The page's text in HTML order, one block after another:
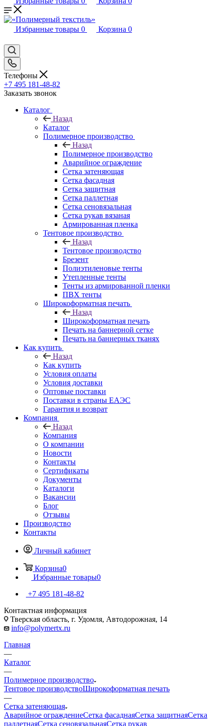
Избранные товары 0 Корзина 0
Телефоны
+7 495 181-48-82
Заказать звонок
Каталог
Назад
Каталог
Полимерное производство
Назад
Полимерное производство
Аварийное ограждение
Сетка затеняющая
Сетка фасадная
Сетка защитная
Сетка паллетная
Сетка сеновязальная
Сетка рукав вязаная
Армированная пленка
Тентовое производство
Назад
Тентовое производство
Брезент
Полиэтиленовые тенты
Утепленные тенты
Тенты из армированной пленки
ПВХ тенты
Широкоформатная печать
Назад
Широкоформатная печать
Печать на баннерной сетке
Печать на баннерных тканях
Как купить
Назад
Как купить
Условия оплаты
Условия доставки
Оптовые поставки
Поставки в страны ЕАЭС
Гарантия и возврат
Компания
Назад
Компания
О компании
Новости
Контакты
Сертификаты
Документы
Каталоги
Вакансии
Блог
Отзывы
Производство
Контакты
Личный кабинет
Корзина0
Избранные товары0
+7 495 181-48-82
Контактная информация
Тверская область, г. Удомля, Автодорожная, 14
info@polymertx.ru
Главная
—
Каталог
—
Полимерное производство
Тентовое производствоШирокоформатная печать
—
Сетка затеняющая
Аварийное ограждениеСетка фасаднаяСетка защитнаяСетка
паллетнаяСетка сеновязальнаяСетка рукав